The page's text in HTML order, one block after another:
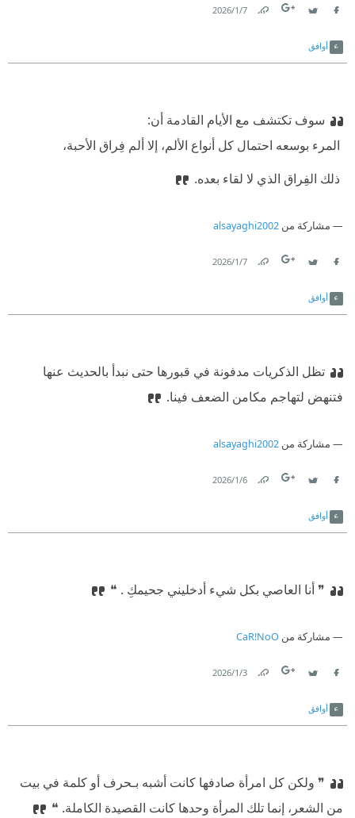
7‏/1‏/2026
أوافق
‏سوف تكتشف مع الأيام القادمة أن:‏
‫ ‏المرء بوسعه احتمال كل أنواع الألم، إلا ألم فِراق الأحبة،‏
‫ ‏ذلك الفِراق الذي لا لقاء بعده.‏
مشاركة من alsayaghi2002
7‏/1‏/2026
أوافق
‏تظل الذكريات مدفونة في قبورها حتى نبدأ بالحديث عنها
فتنهض لتهاجم مكامن الضعف فينا.‏
مشاركة من alsayaghi2002
6‏/1‏/2026
أوافق
❞ أنا العاصي بكل شيء أدخليني جحيمكِ . ❝
مشاركة من CaR!NoO
3‏/1‏/2026
أوافق
❞ ولكن كل امرأة صادفها كانت أشبه بـحرف أو كلمة في بيت
من الشعر، إنما تلك المرأة وحدها كانت القصيدة الكاملة.‏ ❝